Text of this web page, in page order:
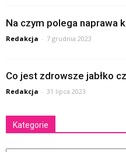
Na czym polega naprawa
Redakcja - 7 grudnia 2023
Co jest zdrowsze jabłko
Redakcja - 31 lipca 2023
Kategorie
Kategorie